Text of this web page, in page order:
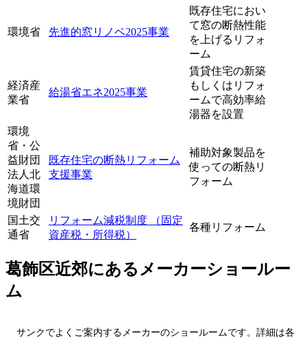
環境省 先進的窓リノベ2025事業
既存住宅におい
て窓の断熱性能
を上げるリフォ
ーム
経済産
業省
給湯省エネ2025事業
賃貸住宅の新築
もしくはリフォ
ームで高効率給
湯器を設置
環境
省・公
益財団
法人北
海道環
境財団
既存住宅の断熱リフォーム
支援事業
補助対象製品を
使っての断熱リ
フォーム
国土交
通省
リフォーム減税制度 （固定
資産税・所得税）
各種リフォーム
葛飾区近郊にあるメーカーショールー
ム
サンクでよくご案内するメーカーのショールームです。詳細は各